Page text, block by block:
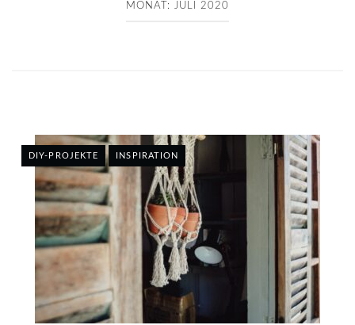
MONAT: JULI 2020
DIY-PROJEKTE INSPIRATION